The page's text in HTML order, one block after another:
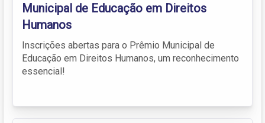
Municipal de Educação em Direitos
Humanos
Inscrições abertas para o Prêmio Municipal de
Educação em Direitos Humanos, um reconhecimento
essencial!